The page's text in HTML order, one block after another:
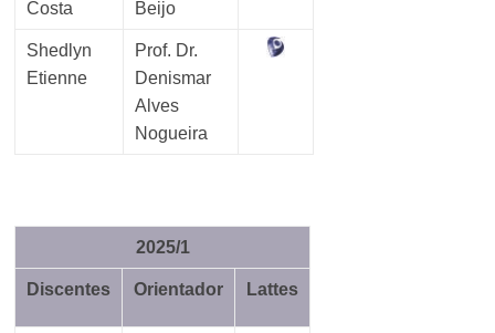
Costa
Beijo
Shedlyn
Etienne
Prof. Dr.
Denismar
Alves
Nogueira
2025/1
Discentes Orientador Lattes